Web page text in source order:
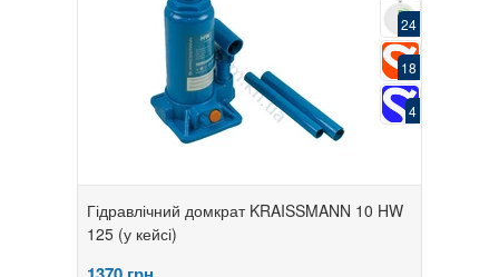
24
18
4
Гідравлічний домкрат KRAISSMANN 10 HW
125 (у кейсі)